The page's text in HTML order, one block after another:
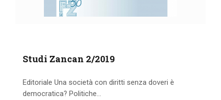
Studi Zancan 2/2019
Editoriale Una società con diritti senza doveri è
democratica? Politiche...